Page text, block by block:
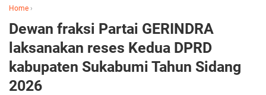
Home ›
Dewan fraksi Partai GERINDRA
laksanakan reses Kedua DPRD
kabupaten Sukabumi Tahun Sidang
2026